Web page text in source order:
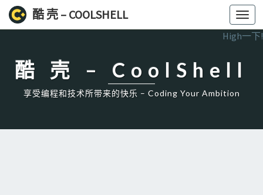
酷 壳 – COOLSHELL
High一下!
酷 壳 – CoolShell
享受编程和技术所带来的快乐 – Coding Your Ambition